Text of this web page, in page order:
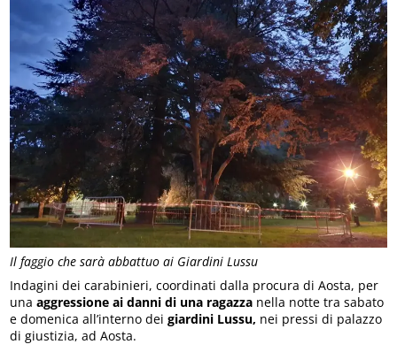
Il faggio che sarà abbattuo ai Giardini Lussu
Indagini dei carabinieri, coordinati dalla procura di Aosta, per
unaaggressione ai danni di una ragazza nella notte tra sabato
e domenica all’interno deigiardini Lussu, nei pressi di palazzo
di giustizia, ad Aosta.